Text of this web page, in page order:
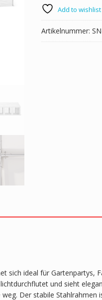
x
10
m
weiss
Add to wishlist
Artikelnummer:
sich ideal für Gartenpartys,
und sieht
Der stabile